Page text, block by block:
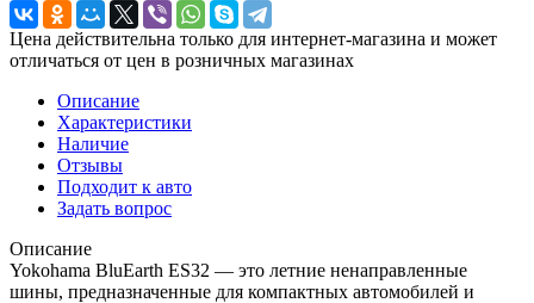
Цена действительна только для интернет-магазина и может
отличаться от цен в розничных магазинах
Описание
Характеристики
Наличие
Отзывы
Подходит к авто
Задать вопрос
Описание
Yokohama BluEarth ES32 — это летние ненаправленные
шины, предназначенные для компактных автомобилей и